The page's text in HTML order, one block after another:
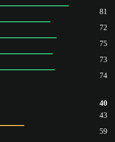
81
72
75
73
74
40
43
59